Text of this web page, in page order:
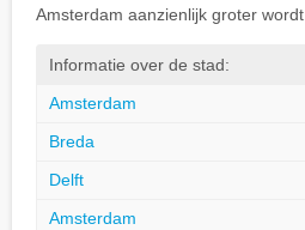
Amsterdam aanzienlijk groter wordt.
Informatie over de stad:
Amsterdam
Breda
Delft
Amsterdam